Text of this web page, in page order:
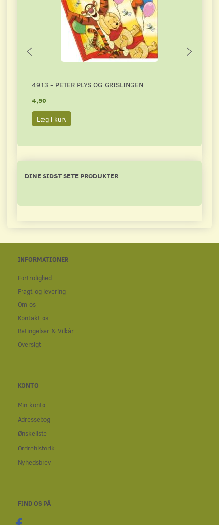
4913 - PETER PLYS OG GRISLINGEN
4,50
Læg i kurv
DINE SIDST SETE PRODUKTER
INFORMATIONER
Fortrolighed
Fragt og levering
Om os
Kontakt os
Betingelser & Vilkår
Oversigt
KONTO
Min konto
Adressebog
Ønskeliste
Ordrehistorik
Nyhedsbrev
FIND OS PÅ